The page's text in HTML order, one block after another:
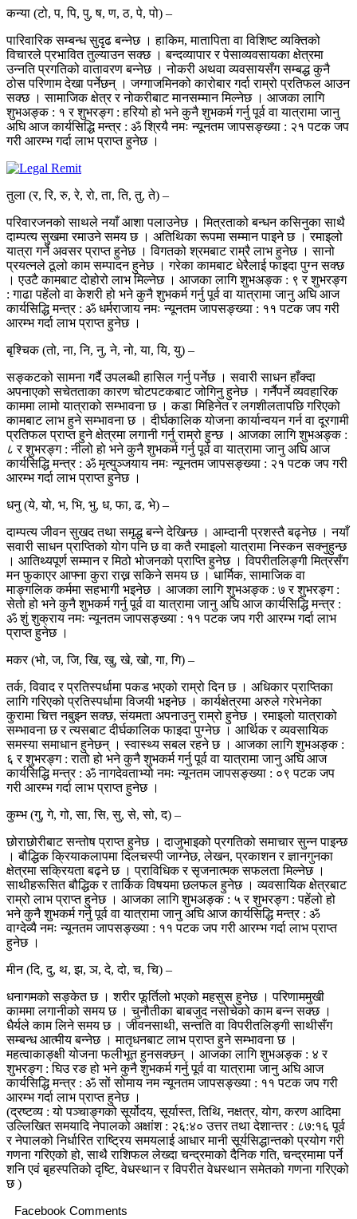
कन्या (टो, प, पि, पु, ष, ण, ठ, पे, पो) –
पारिवारिक सम्बन्ध सुदृढ बन्नेछ । हाकिम, मातापिता वा विशिष्ट व्यक्तिको
विचारले प्रभावित तुल्याउन सक्छ । बन्दव्यापार र पेसाव्यवसायका क्षेत्रमा
उन्नति प्रगतिको वातावरण बन्नेछ । नोकरी अथवा व्यवसायसँग सम्बद्ध कुनै
ठोस परिणाम देखा पर्नेछन् । जग्गाजमिनको कारोबार गर्दा राम्रो प्रतिफल आउन
सक्छ । सामाजिक क्षेत्र र नोकरीबाट मानसम्मान मिल्नेछ । आजका लागि
शुभअङ्क : १ र शुभरङ्ग : हरियो हो भने कुनै शुभकर्म गर्नु पूर्व वा यात्रामा जानु
अघि आज कार्यसिद्धि मन्त्र : ॐ श्रियै नमः न्यूनतम जापसङ्ख्या : २१ पटक जप
गरी आरम्भ गर्दा लाभ प्राप्त हुनेछ ।
तुला (र, रि, रु, रे, रो, ता, ति, तु, ते) –
परिवारजनको साथले नयाँ आशा पलाउनेछ । मित्रताको बन्धन कसिनुका साथै
दाम्पत्य सुखमा रमाउने समय छ । अतिथिका रूपमा सम्मान पाइने छ । रमाइलो
यात्रा गर्ने अवसर प्राप्त हुनेछ । विगतको श्रमबाट राम्रै लाभ हुनेछ । सानो
प्रयत्नले ठूलो काम सम्पादन हुनेछ । गरेका कामबाट धेरैलाई फाइदा पुग्न सक्छ
। एउटै कामबाट दोहोरो लाभ मिल्नेछ । आजका लागि शुभअङ्क : ९ र शुभरङ्ग
: गाढा पहेंलो वा केशरी हो भने कुनै शुभकर्म गर्नु पूर्व वा यात्रामा जानु अघि आज
कार्यसिद्धि मन्त्र : ॐ धर्मराजाय नमः न्यूनतम जापसङ्ख्या : ११ पटक जप गरी
आरम्भ गर्दा लाभ प्राप्त हुनेछ ।
बृश्चिक (तो, ना, नि, नु, ने, नो, या, यि, यु) –
सङ्कटको सामना गर्दै उपलब्धी हासिल गर्नु पर्नेछ । सवारी साधन हाँक्दा
अपनाएको सचेतताका कारण चोटपटकबाट जोगिनु हुनेछ । गर्नैपर्ने व्यवहारिक
काममा लामो यात्राको सम्भावना छ । कडा मिहिनेत र लगशीलतापछि गरिएको
कामबाट लाभ हुने सम्भावना छ । दीर्घकालिक योजना कार्यान्वयन गर्न वा दूरगामी
प्रतिफल प्राप्त हुने क्षेत्रमा लगानी गर्नु राम्रो हुन्छ । आजका लागि शुभअङ्क :
८ र शुभरङ्ग : नीलो हो भने कुनै शुभकर्म गर्नु पूर्व वा यात्रामा जानु अघि आज
कार्यसिद्धि मन्त्र : ॐ मृत्युञ्जयाय नमः न्यूनतम जापसङ्ख्या : २१ पटक जप गरी
आरम्भ गर्दा लाभ प्राप्त हुनेछ ।
धनु (ये, यो, भ, भि, भु, ध, फा, ढ, भे) –
दाम्पत्य जीवन सुखद तथा समृद्ध बन्ने देखिन्छ । आम्दानी प्रशस्तै बढ्नेछ । नयाँ
सवारी साधन प्राप्तिको योग पनि छ वा कतै रमाइलो यात्रामा निस्कन सक्नुहुन्छ
। आतिथ्यपूर्ण सम्मान र मिठो भोजनको प्राप्ति हुनेछ । विपरीतलिङ्गी मित्रसँग
मन फुकाएर आफ्ना कुरा राख्न सकिने समय छ । धार्मिक, सामाजिक वा
माङ्गलिक कर्ममा सहभागी भइनेछ । आजका लागि शुभअङ्क : ७ र शुभरङ्ग :
सेतो हो भने कुनै शुभकर्म गर्नु पूर्व वा यात्रामा जानु अघि आज कार्यसिद्धि मन्त्र :
ॐ शुं शुक्राय नमः न्यूनतम जापसङ्ख्या : ११ पटक जप गरी आरम्भ गर्दा लाभ
प्राप्त हुनेछ ।
मकर (भो, ज, जि, खि, खु, खे, खो, गा, गि) –
तर्क, विवाद र प्रतिस्पर्धामा पकड भएको राम्रो दिन छ । अधिकार प्राप्तिका
लागि गरिएको प्रतिस्पर्धामा विजयी भइनेछ । कार्यक्षेत्रमा अरुले गरेभनेका
कुरामा चित्त नबुझ्न सक्छ, संयमता अपनाउनु राम्रो हुनेछ । रमाइलो यात्राको
सम्भावना छ र त्यसबाट दीर्घकालिक फाइदा पुग्नेछ । आर्थिक र व्यवसायिक
समस्या समाधान हुनेछन् । स्वास्थ्य सबल रहने छ । आजका लागि शुभअङ्क :
६ र शुभरङ्ग : रातो हो भने कुनै शुभकर्म गर्नु पूर्व वा यात्रामा जानु अघि आज
कार्यसिद्धि मन्त्र : ॐ नागदेवताभ्यो नमः न्यूनतम जापसङ्ख्या : ०९ पटक जप
गरी आरम्भ गर्दा लाभ प्राप्त हुनेछ ।
कुम्भ (गु, गे, गो, सा, सि, सु, से, सो, द) –
छोराछोरीबाट सन्तोष प्राप्त हुनेछ । दाजुभाइको प्रगतिको समाचार सुन्न पाइन्छ
। बौद्धिक क्रियाकलापमा दिलचस्पी जाग्नेछ, लेखन, प्रकाशन र ज्ञानगुनका
क्षेत्रमा सक्रियता बढ्ने छ । प्राविधिक र सृजनात्मक सफलता मिल्नेछ ।
साथीहरूसित बौद्धिक र तार्किक विषयमा छलफल हुनेछ । व्यवसायिक क्षेत्रबाट
राम्रो लाभ प्राप्त हुनेछ । आजका लागि शुभअङ्क : ५ र शुभरङ्ग : पहेंलो हो
भने कुनै शुभकर्म गर्नु पूर्व वा यात्रामा जानु अघि आज कार्यसिद्धि मन्त्र : ॐ
वाग्देव्यै नमः न्यूनतम जापसङ्ख्या : ११ पटक जप गरी आरम्भ गर्दा लाभ प्राप्त
हुनेछ ।
मीन (दि, दु, थ, झ, ञ, दे, दो, च, चि) –
धनागमको सङ्केत छ । शरीर फूर्तिलो भएको महसुस हुनेछ । परिणाममुखी
काममा लगानीको समय छ । चुनौतीका बाबजुद नसोचेको काम बन्न सक्छ ।
धैर्यले काम लिने समय छ । जीवनसाथी, सन्तति वा विपरीतलिङ्गी साथीसँग
सम्बन्ध आत्मीय बन्नेछ । मातृधनबाट लाभ प्राप्त हुने सम्भावना छ ।
महत्वाकाङ्क्षी योजना फलीभूत हुनसक्छन् । आजका लागि शुभअङ्क : ४ र
शुभरङ्ग : घिउ रङ हो भने कुनै शुभकर्म गर्नु पूर्व वा यात्रामा जानु अघि आज
कार्यसिद्धि मन्त्र : ॐ सों सोमाय नम न्यूनतम जापसङ्ख्या : ११ पटक जप गरी
आरम्भ गर्दा लाभ प्राप्त हुनेछ ।
(द्रष्टव्य : यो पञ्चाङ्गको सूर्योदय, सूर्यास्त, तिथि, नक्षत्र, योग, करण आदिमा
उल्लिखित समयादि नेपालको अक्षांश : २६:४० उत्तर तथा देशान्तर : ८७:१६ पूर्व
र नेपालको निर्धारित राष्ट्रिय समयलाई आधार मानी सूर्यसिद्धान्तको प्रयोग गरी
गणना गरिएको हो, साथै राशिफल लेख्दा चन्द्रमाको दैनिक गति, चन्द्रमामा पर्ने
शनि एवं बृहस्पतिको दृष्टि, वेधस्थान र विपरीत वेधस्थान समेतको गणना गरिएको
छ )
Facebook Comments